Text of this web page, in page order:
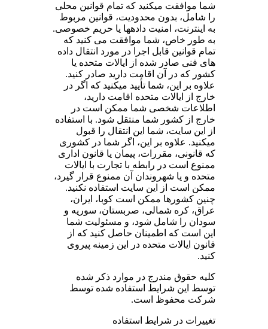
شما موافقت میکنید که تمام قوانین محلی
را شامل، بدون محدودیت، قوانین مربوط
به اینترنت، امنیت دادهها یا حریم خصوصی.
به طور خاص، شما موافقت می کنید که
تمام قوانین قابل اجرا در مورد انتقال داده
های فنی صادر شده از ایالات متحده یا
کشور که در آن اقامت دارید صادر کنید.
علاوه بر این، شما تأیید میکنید که اگر در
خارج از ایالات متحده اقامت دارید،
اطلاعات شخصی شما ممکن است در
خارج از کشور شما منتقل شود. با استفاده
از این سایت، شما این انتقال را قبول
میکنید. علاوه بر این، اگر شما در کشوری
که قانونی، مقررات، پیمان یا قانون اداری
ممنوع است در رابطه با تجارت با ایالات
متحده و یا شهروندان آن ممنوع قرار گیرد،
ممکن است از این سایت استفاده نکنید.
چنین کشورها ممکن است کوبا، ایران،
عراق، کره شمالی، صربستان، سوریه و
سودان را شامل شود، و مسئولیت شما
این است که اطمینان حاصل کنید که از
قانون ایالات متحده در این زمینه پیروی
کنید.
کلیه حقوق مندرج در موارد ذکر شده
توسط این شرایط استفاده شده توسط
شرکت محفوظ است.
تغییرات در شرایط استفاده